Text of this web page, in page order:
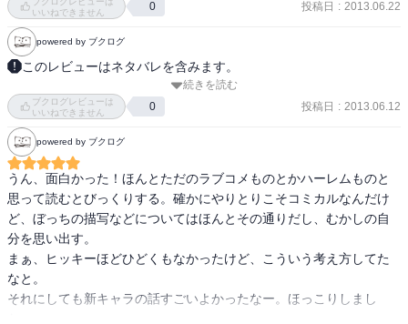
いいねできません
0 投稿日 : 2013.06.22
powered by ブクログ
このレビューはネタバレを含みます。
川崎沙希の話に始まり、彼女の話が一件落着して終わる。職場見
学にまつわる幾つかのイベントが同時進行。比企谷君の卑屈さ＝繊
細さがちょっと際立つ。戸塚どれだけ可愛いんだよ？
途中に挟まれた彼・彼女らの携帯電話の会話が最高だった。ヒエ
ログリフ？流行っている？やっぱ結衣ちゃん最高。
続きを読む
ブクログレビューは
いいねできません
0 投稿日 : 2013.06.12
powered by ブクログ
うん、面白かった！ほんとただのラブコメものとかハーレムものと
思って読むとびっくりする。確かにやりとりこそコミカルなんだけ
ど、ぼっちの描写などについてはほんとその通りだし、むかしの自
分を思い出す。
まぁ、ヒッキーほどひどくもなかったけど、こういう考え方してた
なと。
それにしても新キャラの話すごいよかったなー。ほっこりしまし